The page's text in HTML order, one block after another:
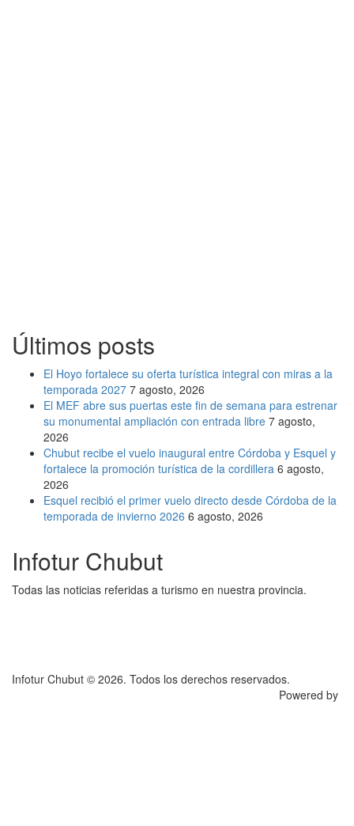
Últimos posts
El Hoyo fortalece su oferta turística integral con miras a la
temporada 2027 7 agosto, 2026
El MEF abre sus puertas este fin de semana para estrenar
su monumental ampliación con entrada libre 7 agosto,
2026
Chubut recibe el vuelo inaugural entre Córdoba y Esquel y
fortalece la promoción turística de la cordillera 6 agosto,
2026
Esquel recibió el primer vuelo directo desde Córdoba de la
temporada de invierno 2026 6 agosto, 2026
Infotur Chubut
Todas las noticias referidas a turismo en nuestra provincia.
Infotur Chubut © 2026. Todos los derechos reservados.
Powered by